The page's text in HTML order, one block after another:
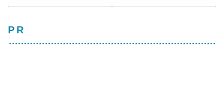
PR